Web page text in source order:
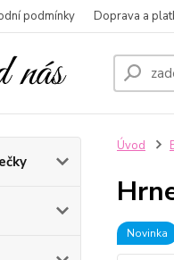
podmínky Doprava a
Úvod
Novinka